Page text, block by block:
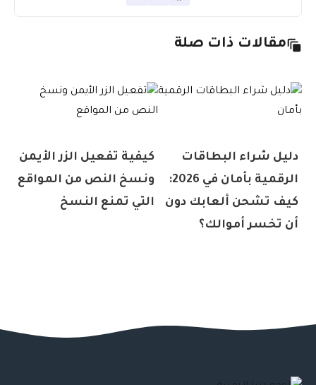
مقالات ذات صلة
دليل شراء البطاقات
الرقمية بأمان في 2026:
كيف تشحن ألعابك دون
أن تخسر أموالك؟
كيفية تفعيل الزر الأيمن
ونسخ النص من المواقع
التي تمنع النسخ